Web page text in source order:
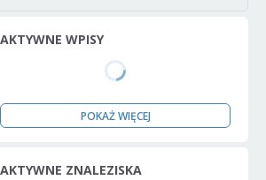
AKTYWNE WPISY
POKAŻ WIĘCEJ
AKTYWNE ZNALEZISKA